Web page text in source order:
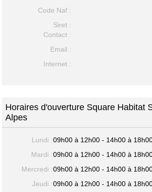
Code Naf :
Siret :
Contact :
Email :
Internet :
Horaires d'ouverture Square Habitat
Alpes
Lundi :09h00 à 12h00 - 14h00 à
Mardi :09h00 à 12h00 - 14h00 à
Mercredi :09h00 à 12h00 - 14h00 à
Jeudi :09h00 à 12h00 - 14h00 à